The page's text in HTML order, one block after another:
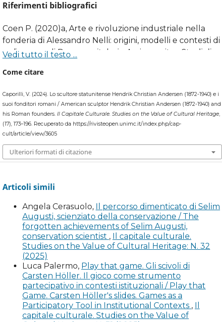
Riferimenti bibliografici
Coen P. (2020)a, Arte e rivoluzione industriale nella
fonderia di Alessandro Nelli: origini, modelli e contesti di
un’impresa di Roma capitale, in Amica veritas. Studi di
Vannugli, Roma: Editori Quasar, pp. 385-402.
Coen P. (2020)b, Il recupero del Rinascimento: arte,
mercato e politica nei primi decenni di Roma capitale
(1870-1911), Cinisello Balsamo: Silvana Editoriale.
Coen P. (2021), Il mercato dell’arte a Roma all’indomani
del 1870: linee portanti, in Roma, nascita di una capitale,
Coen P. (2022), Fonderie artistiche nell’Italia post-
unitaria: il caso Roma, in Il Bello, l’Idea e la Forma. Studi
in onore di Maria Concetta Di Natale, a cura di P.
Palazzotto, G. Travagliato, M. Vitella, II voll., Palermo:
Palermo University Press, I, pp. 255-260.
Coen P. (infra), Le fonderie d’arte industriale tra
diciannovesimo e ventesimo secolo: imprenditori, artisti
e designer al lavoro a Parigi e a Roma.
di Majo E. (2008), Museo Hendrik Christian Andersen,
Vedi tutto il testo ...
Come citare
Caporilli, V. (2024). Lo scultore statunitense Hendrik Christian Andersen (1872-1940) e i
suoi fonditori romani / American sculptor Hendrik Christian Andersen (1872-1940) and
his Roman founders. Il Capitale Culturale. Studies on the Value of Cultural Heritage,
(17), 173–196. Recuperato da https://rivisteopen.unimc.it/index.php/cap-
cult/article/view/3605
Ulteriori formati di citazione
Articoli simili
Angela Cerasuolo, Il percorso dimenticato di Selim
Augusti, scienziato della conservazione / The
forgotten achievements of Selim Augusti,
conservation scientist , Il capitale culturale.
Studies on the Value of Cultural Heritage: N. 32
(2025)
Luca Palermo, Play that game. Gli scivoli di
Carsten Höller. Il gioco come strumento
partecipativo in contesti istituzionali / Play that
Game. Carsten Höller's slides. Games as a
Participatory Tool in Institutional Contexts , Il
capitale culturale. Studies on the Value of